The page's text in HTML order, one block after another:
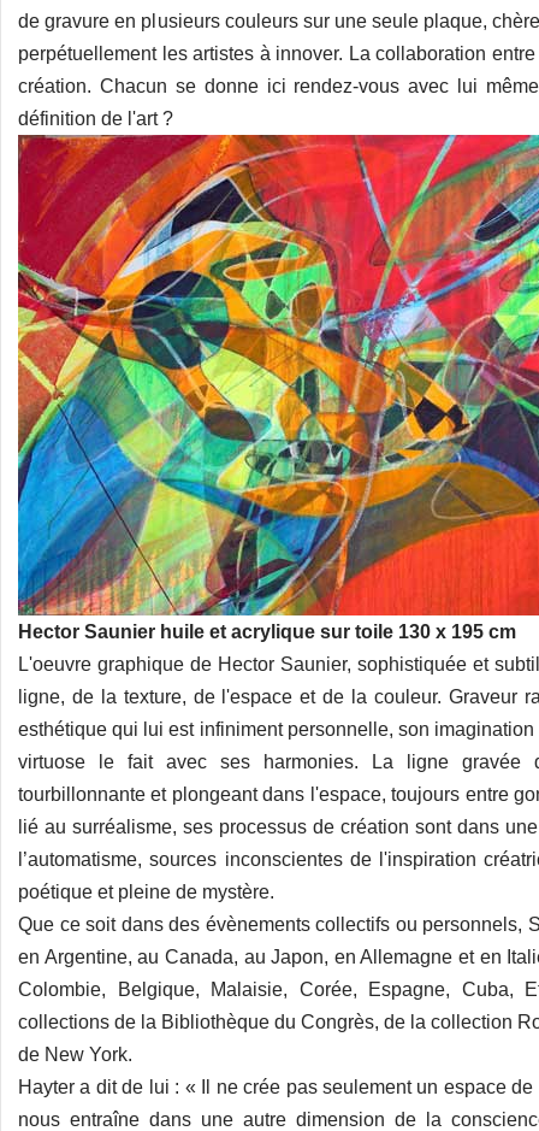
de gravure en plusieurs couleurs sur une seule plaque,
perpétuellement les artistes à innover. La collaboration
création. Chacun se donne ici rendez-vous avec lui
définition de l'art ?
Hector Saunier huile et acrylique sur toile 130 x 195 cm
L'oeuvre graphique de Hector Saunier, sophistiquée et
ligne, de la texture, de l'espace et de la couleur. Graveur
esthétique qui lui est infiniment personnelle, son
virtuose le fait avec ses harmonies. La ligne gravée
tourbillonnante et plongeant dans l'espace, toujours entre
lié au surréalisme, ses processus de création sont dans
l’automatisme, sources inconscientes de l'inspiration
poétique et pleine de mystère.
Que ce soit dans des évènements collectifs ou personnels,
en Argentine, au Canada, au Japon, en Allemagne et en
Colombie, Belgique, Malaisie, Corée, Espagne, Cuba,
collections de la Bibliothèque du Congrès, de la collection
de New York.
Hayter a dit de lui : « Il ne crée pas seulement un espace
nous entraîne dans une autre dimension de la